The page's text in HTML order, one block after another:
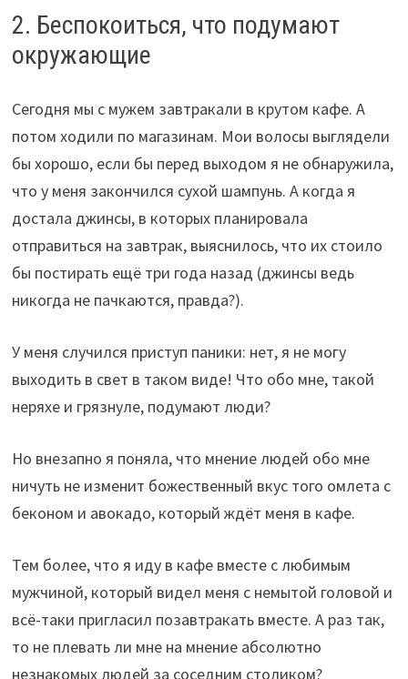
2. Беспокоиться, что подумают
окружающие
Сегодня мы с мужем завтракали в крутом кафе. А
потом ходили по магазинам. Мои волосы выглядели
бы хорошо, если бы перед выходом я не обнаружила,
что у меня закончился сухой шампунь. А когда я
достала джинсы, в которых планировала
отправиться на завтрак, выяснилось, что их стоило
бы постирать ещё три года назад (джинсы ведь
никогда не пачкаются, правда?).
У меня случился приступ паники: нет, я не могу
выходить в свет в таком виде! Что обо мне, такой
неряхе и грязнуле, подумают люди?
Но внезапно я поняла, что мнение людей обо мне
ничуть не изменит божественный вкус того омлета с
беконом и авокадо, который ждёт меня в кафе.
Тем более, что я иду в кафе вместе с любимым
мужчиной, который видел меня с немытой головой и
всё-таки пригласил позавтракать вместе. А раз так,
то не плевать ли мне на мнение абсолютно
незнакомых людей за соседним столиком?